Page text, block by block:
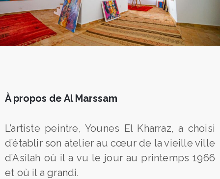
À propos de Al Marssam
L’artiste peintre, Younes El Kharraz, a choisi
d’établir son atelier au cœur de la vieille ville
d’Asilah où il a vu le jour au printemps 1966
et où il a grandi.